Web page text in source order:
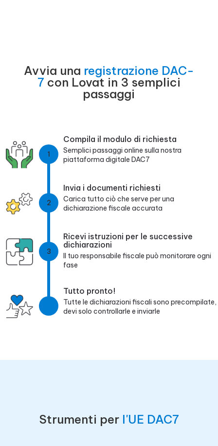
Avvia una registrazione DAC-
7 con Lovat in 3 semplici
passaggi
1
Compila il modulo di richiesta
Semplici passaggi online sulla nostra
piattaforma digitale DAC7
2
Invia i documenti richiesti
Carica tutto ciò che serve per una
dichiarazione fiscale accurata
3
Ricevi istruzioni per le successive
dichiarazioni
Il tuo responsabile fiscale può monitorare ogni
fase
Tutto pronto!
Tutte le dichiarazioni fiscali sono precompilate,
devi solo controllarle e inviarle
Strumenti per l'UE DAC7